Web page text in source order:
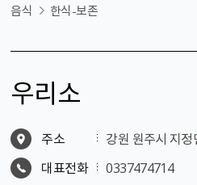
음식 한식-보존
우리소
주소
강원 원주시 지
대표전화
0337474714